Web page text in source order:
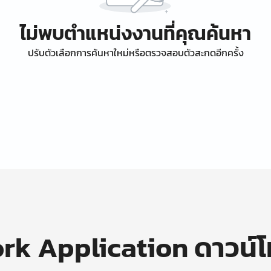
ไม่พบตำแหน่งงานที่คุณค้นหา
ปรับตัวเลือกการค้นหาใหม่หรือตรวจสอบตัวสะกดอีกครั้ง
Application ดาวน์